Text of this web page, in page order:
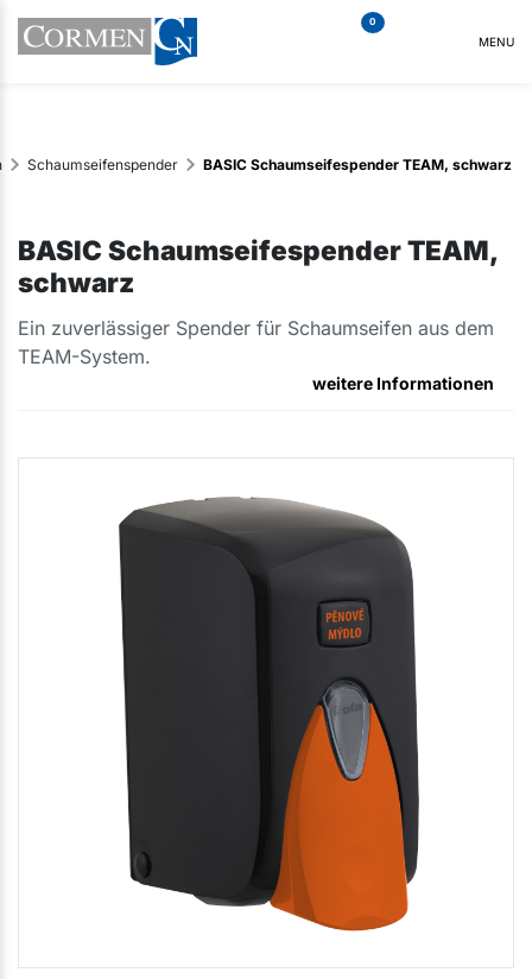
0
MENU
Schaumseifenspender BASIC Schaumseifespender TEAM, schwarz
BASIC Schaumseifespender TEAM,
schwarz
Ein zuverlässiger Spender für Schaumseifen aus dem
TEAM-System.
weitere Informationen